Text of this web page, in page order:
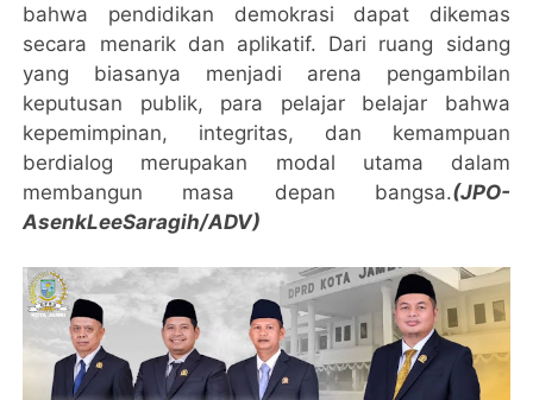
bahwa pendidikan demokrasi dapat dikemas
secara menarik dan aplikatif. Dari ruang sidang
yang biasanya menjadi arena pengambilan
keputusan publik, para pelajar belajar bahwa
kepemimpinan, integritas, dan kemampuan
berdialog merupakan modal utama dalam
membangun masa depan bangsa.(JPO-
AsenkLeeSaragih/ADV)